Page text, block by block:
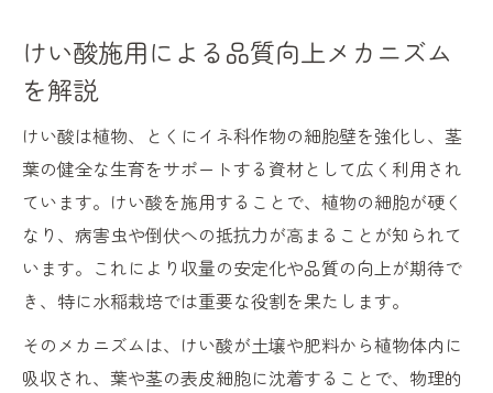
けい酸施用による品質向上メカニズム
を解説
けい酸は植物、とくにイネ科作物の細胞壁を強化し、茎
葉の健全な生育をサポートする資材として広く利用され
ています。けい酸を施用することで、植物の細胞が硬く
なり、病害虫や倒伏への抵抗力が高まることが知られて
います。これにより収量の安定化や品質の向上が期待で
き、特に水稲栽培では重要な役割を果たします。
そのメカニズムは、けい酸が土壌や肥料から植物体内に
吸収され、葉や茎の表皮細胞に沈着することで、物理的